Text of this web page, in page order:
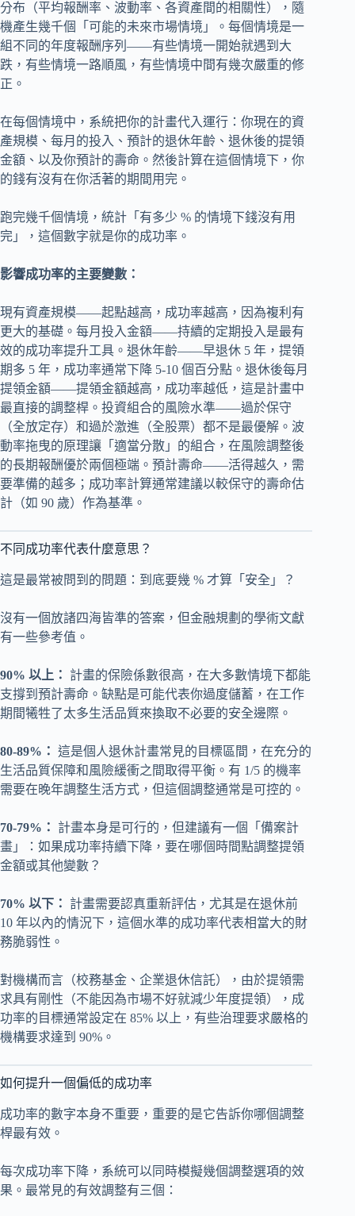
分布（平均報酬率、波動率、各資產間的相關性），隨
機產生幾千個「可能的未來市場情境」。每個情境是一
組不同的年度報酬序列——有些情境一開始就遇到大
跌，有些情境一路順風，有些情境中間有幾次嚴重的修
正。
在每個情境中，系統把你的計畫代入運行：你現在的資
產規模、每月的投入、預計的退休年齡、退休後的提領
金額、以及你預計的壽命。然後計算在這個情境下，你
的錢有沒有在你活著的期間用完。
跑完幾千個情境，統計「有多少 % 的情境下錢沒有用
完」，這個數字就是你的成功率。
影響成功率的主要變數：
現有資產規模——起點越高，成功率越高，因為複利有
更大的基礎。每月投入金額——持續的定期投入是最有
效的成功率提升工具。退休年齡——早退休 5 年，提領
期多 5 年，成功率通常下降 5-10 個百分點。退休後每月
提領金額——提領金額越高，成功率越低，這是計畫中
最直接的調整桿。投資組合的風險水準——過於保守
（全放定存）和過於激進（全股票）都不是最優解。波
動率拖曳的原理讓「適當分散」的組合，在風險調整後
的長期報酬優於兩個極端。預計壽命——活得越久，需
要準備的越多；成功率計算通常建議以較保守的壽命估
計（如 90 歲）作為基準。
不同成功率代表什麼意思？
這是最常被問到的問題：到底要幾 % 才算「安全」？
沒有一個放諸四海皆準的答案，但金融規劃的學術文獻
有一些參考值。
90% 以上：
計畫的保險係數很高，在大多數情境下都能
支撐到預計壽命。缺點是可能代表你過度儲蓄，在工作
期間犧牲了太多生活品質來換取不必要的安全邊際。
80-89%： 這是個人退休計畫常見的目標區間，在充分的
生活品質保障和風險緩衝之間取得平衡。有 1/5 的機率
需要在晚年調整生活方式，但這個調整通常是可控的。
70-79%：
計畫本身是可行的，但建議有一個「備案計
畫」：如果成功率持續下降，要在哪個時間點調整提領
金額或其他變數？
70% 以下：
計畫需要認真重新評估，尤其是在退休前
10 年以內的情況下，這個水準的成功率代表相當大的財
務脆弱性。
對機構而言（校務基金、企業退休信託），由於提領需
求具有剛性（不能因為市場不好就減少年度提領），成
功率的目標通常設定在 85% 以上，有些治理要求嚴格的
機構要求達到 90%。
如何提升一個偏低的成功率
成功率的數字本身不重要，重要的是它告訴你哪個調整
桿最有效。
每次成功率下降，系統可以同時模擬幾個調整選項的效
果。最常見的有效調整有三個：